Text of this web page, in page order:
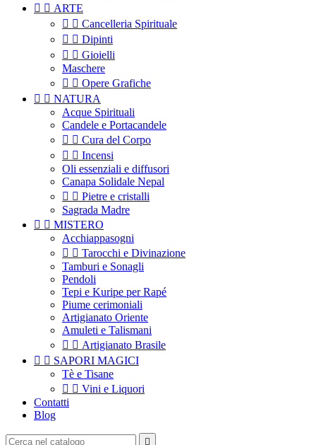
  ARTE
  Cancelleria Spirituale
  Dipinti
  Gioielli
Maschere
  Opere Grafiche
  NATURA
Acque Spirituali
Candele e Portacandele
  Cura del Corpo
  Incensi
Oli essenziali e diffusori
Canapa Solidale Nepal
  Pietre e cristalli
Sagrada Madre
  MISTERO
Acchiappasogni
  Tarocchi e Divinazione
Tamburi e Sonagli
Pendoli
Tepi e Kuripe per Rapé
Piume cerimoniali
Artigianato Oriente
Amuleti e Talismani
  Artigianato Brasile
  SAPORI MAGICI
Tè e Tisane
  Vini e Liquori
Contatti
Blog
